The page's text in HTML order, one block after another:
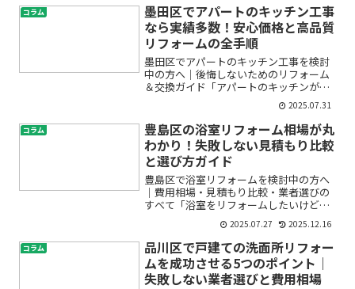
コラム
墨田区でアパートのキッチン工事
なら実績多数！安心価格と高品質
リフォームの全手順
墨田区でアパートのキッチン工事を検討
中の方へ｜後悔しないためのリフォーム
＆交換ガイド「アパートのキッチンが古
くて使いづらい」「賃貸物件だからこ
そ、安心して任せられる業者に頼みた
い」「費用は抑えたいけど、品質も妥協
したくない」——このような悩...
2025.07.31
コラム
豊島区の浴室リフォーム相場が丸
わかり！失敗しない見積もり比較
と選び方ガイド
豊島区で浴室リフォームを検討中の方へ
｜費用相場・見積もり比較・業者選びの
すべて「浴室をリフォームしたいけど、
どれくらい費用がかかるの？」「どんな
業者に頼めば失敗しないの？」「見積も
りはどうやって比較するのが正解？」
——こんな疑問や不安をお持...
2025.07.27 2025.12.16
コラム
品川区で戸建ての洗面所リフォー
ムを成功させる5つのポイント｜
失敗しない業者選びと費用相場